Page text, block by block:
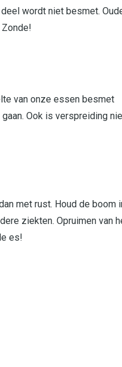
wordt niet besmet.
van onze essen besmet
Ook is verspreiding
met rust. Houd de boom
ziekten. Opruimen van
es!